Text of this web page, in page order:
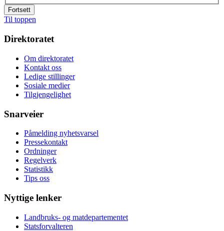
Fortsett
Til toppen
Direktoratet
Om direktoratet
Kontakt oss
Ledige stillinger
Sosiale medier
Tilgjengelighet
Snarveier
Påmelding nyhetsvarsel
Pressekontakt
Ordninger
Regelverk
Statistikk
Tips oss
Nyttige lenker
Landbruks- og matdepartementet
Statsforvalteren